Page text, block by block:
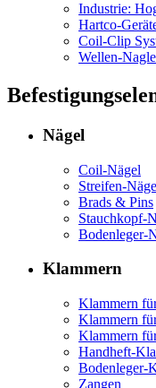
Industrie:
Hartco-
Coil-Clip
Wellen-
Nägel
Coil-Nägel
Streifen-
Brads & Pins
Stauchkopf-
Bodenleger-
Klammern
Klammern
Klammern
Klammern
Handheft-
Bodenleger-
Zangen